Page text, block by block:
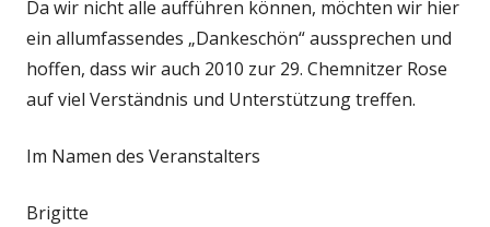
Da wir nicht alle aufführen können, möchten wir hier
ein allumfassendes „Dankeschön“ aussprechen und
hoffen, dass wir auch 2010 zur 29. Chemnitzer Rose
auf viel Verständnis und Unterstützung treffen.
Im Namen des Veranstalters
Brigitte